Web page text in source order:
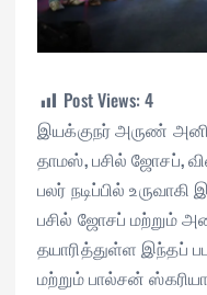
Post Views: 4
இயக்குநர் அருண்
தாமஸ், பசில் ஜோசப்,
பலர் நடிப்பில் உருவாகி
பசில் ஜோசப் மற்றும்
தயாரித்துள்ள இந்தப்
மற்றும் பால்சன்